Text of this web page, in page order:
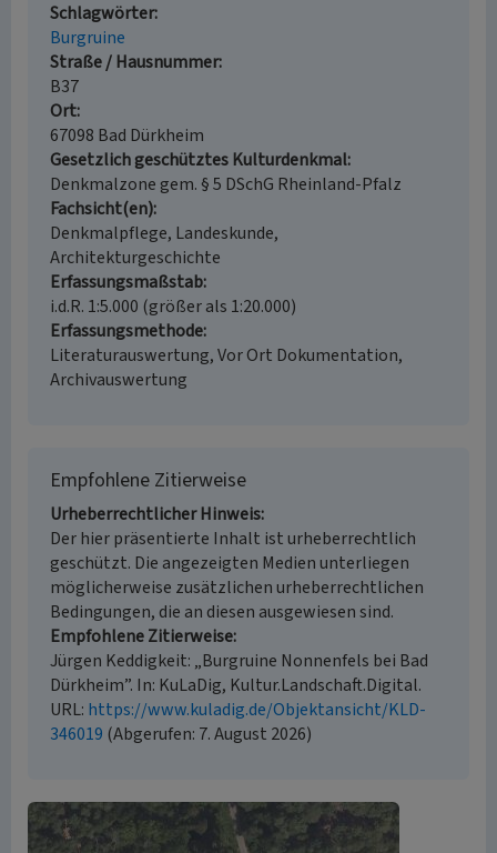
Schlagwörter
Burgruine
Straße / Hausnummer
B37
Ort
67098 Bad Dürkheim
Gesetzlich geschütztes Kulturdenkmal
Denkmalzone gem. § 5 DSchG Rheinland-Pfalz
Fachsicht(en)
Denkmalpflege, Landeskunde,
Architekturgeschichte
Erfassungsmaßstab
i.d.R. 1:5.000 (größer als 1:20.000)
Erfassungsmethode
Literaturauswertung, Vor Ort Dokumentation,
Archivauswertung
Empfohlene Zitierweise
Urheberrechtlicher Hinweis
Der hier präsentierte Inhalt ist urheberrechtlich
geschützt. Die angezeigten Medien unterliegen
möglicherweise zusätzlichen urheberrechtlichen
Bedingungen, die an diesen ausgewiesen sind.
Empfohlene Zitierweise
Jürgen Keddigkeit: „Burgruine Nonnenfels bei Bad
Dürkheim”. In: KuLaDig, Kultur.Landschaft.Digital.
URL: https://www.kuladig.de/Objektansicht/KLD-
346019 (Abgerufen: 7. August 2026)